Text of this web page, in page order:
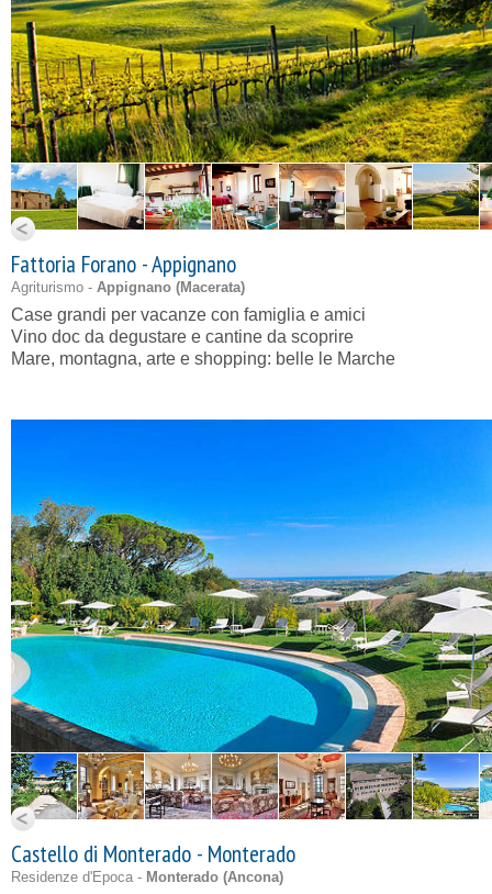
Fattoria Forano - Appignano
Agriturismo - Appignano (Macerata)
Case grandi per vacanze con famiglia e amici
Vino doc da degustare e cantine da scoprire
Mare, montagna, arte e shopping: belle le Marche
Castello di Monterado - Monterado
Residenze d'Epoca - Monterado (Ancona)